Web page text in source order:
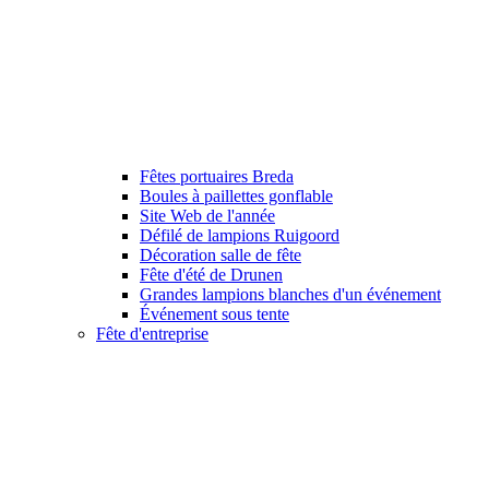
Fêtes portuaires Breda
Boules à paillettes gonflable
Site Web de l'année
Défilé de lampions Ruigoord
Décoration salle de fête
Fête d'été de Drunen
Grandes lampions blanches d'un événement
Événement sous tente
Fête d'entreprise